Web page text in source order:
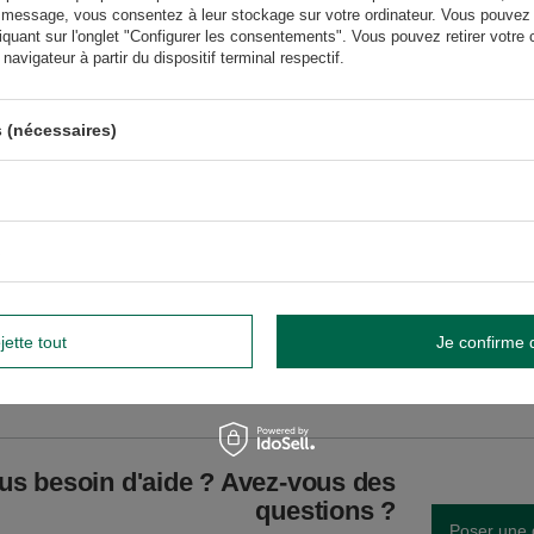
Évitez de la laver au lave-vaisselle.
Pologne NIP: 6121860348 REGON: 366578876 info@venusti.eu
besoin d'aide ? Avez-vous des
questions ?
vous consentez à leur stockage sur votre ordinateur. Vous
sur l'onglet "Configurer les consentements". Vous pouvez retirer votre
à partir du dispositif terminal respectif.
tout Je confirme